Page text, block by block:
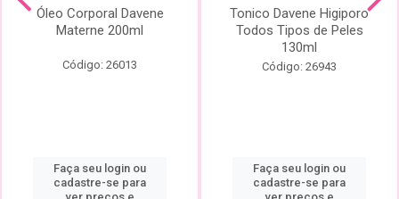
Óleo Corporal Davene
Materne 200ml
Código: 26013
Faça seu login ou
cadastre-se para
Tonico Davene Higiporo
Todos Tipos de Peles
130ml
Código: 26943
Faça seu login ou
cadastre-se para